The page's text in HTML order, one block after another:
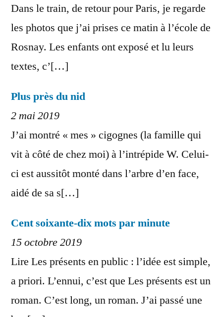
Dans le train, de retour pour Paris, je regarde
les photos que j’ai prises ce matin à l’école de
Rosnay. Les enfants ont exposé et lu leurs
textes, c’[…]
Plus près du nid
2 mai 2019
J’ai montré « mes » cigognes (la famille qui
vit à côté de chez moi) à l’intrépide W. Celui-
ci est aussitôt monté dans l’arbre d’en face,
aidé de sa s[…]
Cent soixante-dix mots par minute
15 octobre 2019
Lire Les présents en public : l’idée est simple,
a priori. L’ennui, c’est que Les présents est un
roman. C’est long, un roman. J’ai passé une